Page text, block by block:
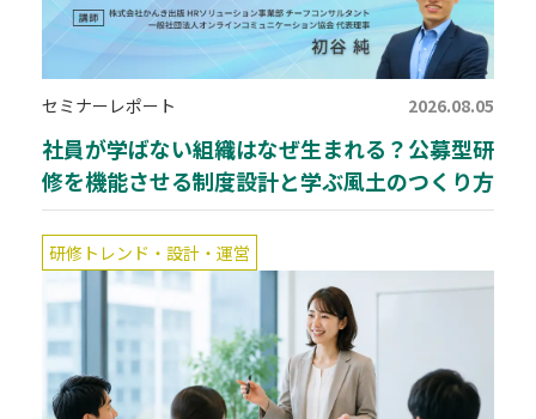
セミナーレポート 2026.08.05
社員が学ばない組織はなぜ生まれる？公募型研
修を機能させる制度設計と学ぶ風土のつくり方
研修トレンド・設計・運営